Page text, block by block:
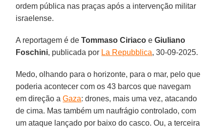
ordem pública nas praças após a intervenção militar
israelense.
A reportagem é deTommaso Ciriaco eGiuliano
Foschini, publicada por La Repubblica, 30-09-2025.
Medo, olhando para o horizonte, para o mar, pelo que
poderia acontecer com os 43 barcos que navegam
em direção aGaza: drones, mais uma vez, atacando
de cima. Mas também um naufrágio controlado, com
um ataque lançado por baixo do casco. Ou, a terceira